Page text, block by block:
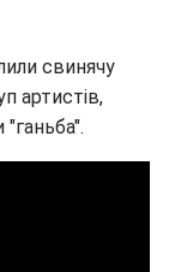
свинячу
артистів,
"ганьба".